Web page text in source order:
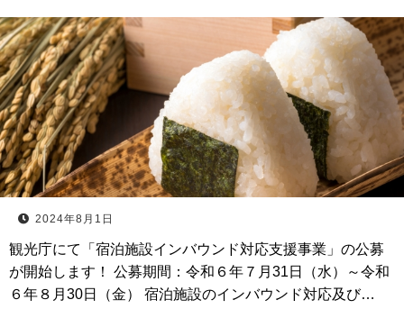
2024年8月1日
観光庁にて「宿泊施設インバウンド対応支援事業」の公募
が開始します！ 公募期間：令和６年７月31日（水）～令和
６年８月30日（金） 宿泊施設のインバウンド対応及び…